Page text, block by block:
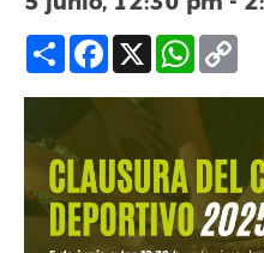
Compartir
Facebook
X